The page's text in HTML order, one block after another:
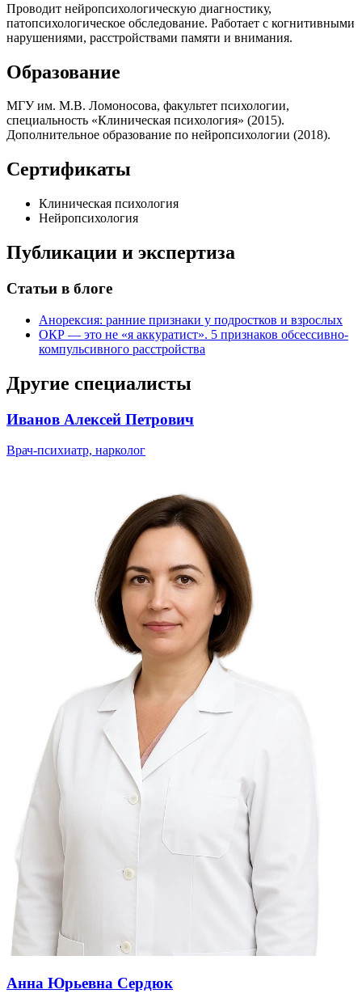
Проводит нейропсихологическую диагностику,
патопсихологическое обследование. Работает с когнитивными
нарушениями, расстройствами памяти и внимания.
Образование
МГУ им. М.В. Ломоносова, факультет психологии,
специальность «Клиническая психология» (2015).
Дополнительное образование по нейропсихологии (2018).
Сертификаты
Клиническая психология
Нейропсихология
Публикации и экспертиза
Статьи в блоге
Анорексия: ранние признаки у подростков и взрослых
ОКР — это не «я аккуратист». 5 признаков обсессивно-
компульсивного расстройства
Другие специалисты
Иванов Алексей Петрович
Врач-психиатр, нарколог
Анна Юрьевна Сердюк